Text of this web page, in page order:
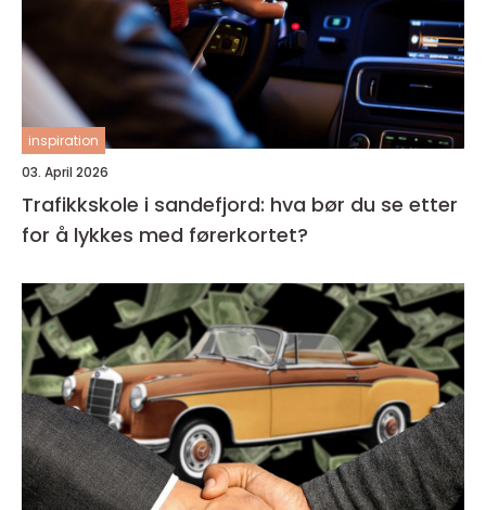
inspiration
03. April 2026
Trafikkskole i sandefjord: hva bør du se etter
for å lykkes med førerkortet?